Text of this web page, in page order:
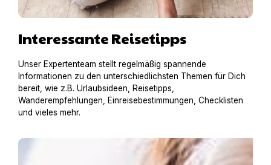
Interessante Reisetipps
Unser Expertenteam stellt regelmäßig spannende
Informationen zu den unterschiedlichsten Themen für Dich
bereit, wie z.B. Urlaubsideen, Reisetipps,
Wanderempfehlungen, Einreisebestimmungen, Checklisten
und vieles mehr.
Der kleine Hundeknigge